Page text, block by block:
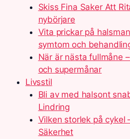
Skiss Fina Saker Att
nybörjare
Vita prickar på
symtom och
När är nästa fullmåne
och supermånar
Livsstil
Bli av med halsont
Lindring
Vilken storlek på cykel
Säkerhet